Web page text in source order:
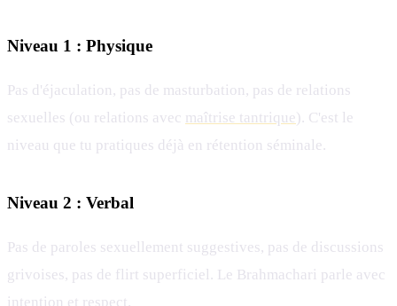
Niveau 1 : Physique
Pas d'éjaculation, pas de masturbation, pas de relations
sexuelles (ou relations avec maîtrise tantrique ). C'est le
niveau que tu pratiques déjà en rétention séminale.
Niveau 2 : Verbal
Pas de paroles sexuellement suggestives, pas de discussions
grivoises, pas de flirt superficiel. Le Brahmachari parle avec
intention et respect.